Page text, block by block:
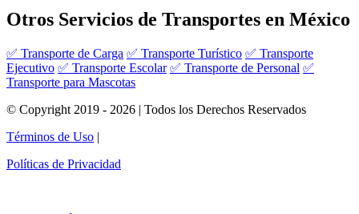
Otros Servicios de Transportes en México
✅ Transporte de Carga ✅ Transporte Turístico ✅ Transporte
Ejecutivo ✅ Transporte Escolar ✅ Transporte de Personal ✅
Transporte para Mascotas
© Copyright 2019 - 2026 | Todos los Derechos Reservados
Términos de Uso |
Políticas de Privacidad